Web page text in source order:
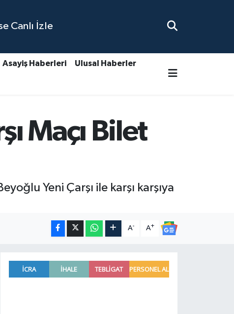
Canlı İzle
Asayiş Haberleri Ulusal Haberler
Maçı Bilet
Yeni Çarşı ile karşı karşıya
A- A+